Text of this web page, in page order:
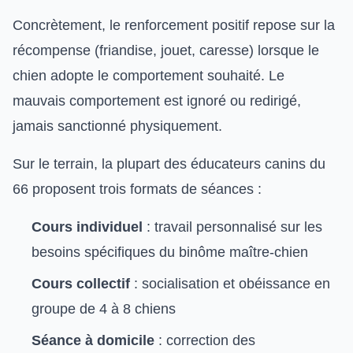
Concrètement, le renforcement positif repose sur la
récompense (friandise, jouet, caresse) lorsque le
chien adopte le comportement souhaité. Le
mauvais comportement est ignoré ou redirigé,
jamais sanctionné physiquement.
Sur le terrain, la plupart des éducateurs canins du
66 proposent trois formats de séances :
Cours individuel : travail personnalisé sur les
besoins spécifiques du binôme maître-chien
Cours collectif : socialisation et obéissance en
groupe de 4 à 8 chiens
Séance à domicile : correction des